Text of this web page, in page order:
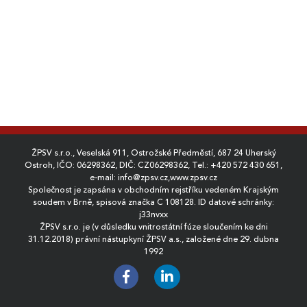
ŽPSV s.r.o., Veselská 911, Ostrožské Předměstí, 687 24 Uherský
Ostroh, IČO: 06298362, DIČ: CZ06298362, Tel.: +420 572 430 651 ,
e-mail: info@zpsv.cz,www.zpsv.cz
Společnost je zapsána v obchodním rejstříku vedeném Krajským
soudem v Brně, spisová značka C 108128. ID datové schránky:
j33nvxx
ŽPSV s.r.o. je (v důsledku vnitrostátní fúze sloučením ke dni
31.12.2018) právní nástupkyní ŽPSV a.s., založené dne 29. dubna
1992